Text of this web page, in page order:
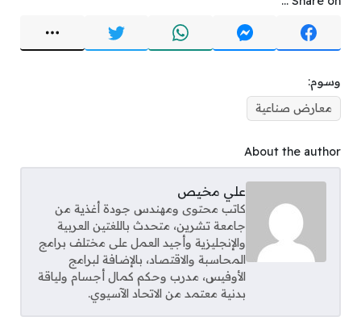
وسوم:
معارض صناعية
About the author
علي مخيص
كاتب محتوى ومهندس جودة أغذية من
جامعة تشرين، متحدث باللغتين العربية
والإنجليزية وأجيد العمل على مختلف برامج
المحاسبة والاقتصاد، بالإضافة لبرامج
الأوفيس، مدرب وحكم كمال أجسام ولياقة
بدنية معتمد من الاتحاد الآسيوي.